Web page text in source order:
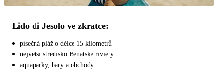
Lido di Jesolo ve zkratce:
písečná pláž o délce 15 kilometrů
největší středisko Benátské riviéry
aquaparky, bary a obchody